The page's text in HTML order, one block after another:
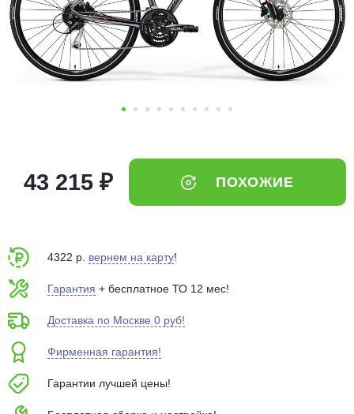
43 215 ₽ ПОХОЖИЕ
4322 р. вернем на карту!
Гарантия + бесплатное ТО 12 мес!
Доставка по Москве 0 руб!
Фирменная гарантия!
Гарантии лучшей цены!
в корзину
Оплачивайте сегодня только
выбранный способом
75% будут
Подробнее